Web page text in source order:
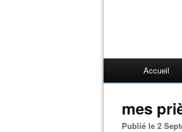
Accueil
mes
Publié le 2